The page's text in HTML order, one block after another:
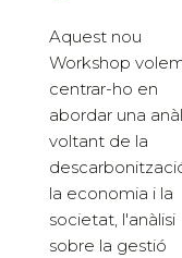
Aquest nou
Workshop
centrar-ho en
abordar una
voltant de la
la economia i la
societat, l'anàlisi
sobre la gestió